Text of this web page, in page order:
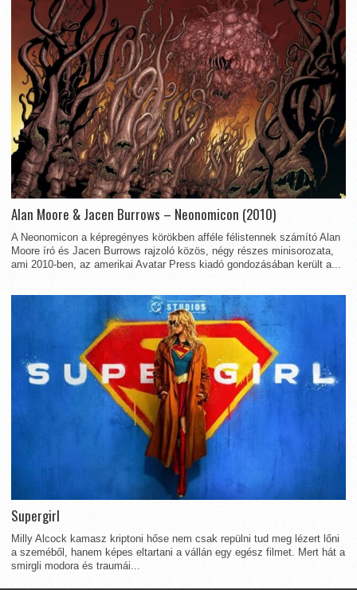
Alan Moore & Jacen Burrows – Neonomicon (2010)
A Neonomicon a képregényes körökben afféle félistennek számító Alan
Moore író és Jacen Burrows rajzoló közös, négy részes minisorozata,
ami 2010-ben, az amerikai Avatar Press kiadó gondozásában került a...
Supergirl
Milly Alcock kamasz kriptoni hőse nem csak repülni tud meg lézert lőni
a szeméből, hanem képes eltartani a vállán egy egész filmet. Mert hát a
smirgli modora és traumái...